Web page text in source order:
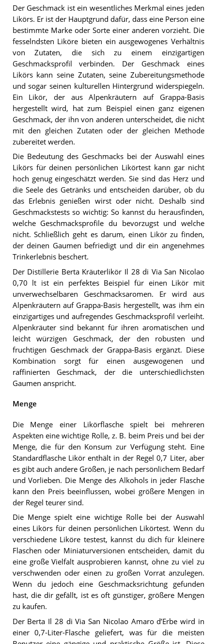
Der Geschmack ist ein wesentliches Merkmal eines jeden
Likörs. Er ist der Hauptgrund dafür, dass eine Person eine
bestimmte Marke oder Sorte einer anderen vorzieht. Die
fesselndsten Liköre bieten ein ausgewogenes Verhältnis
von Zutaten, die sich zu einem einzigartigen
Geschmacksprofil verbinden. Der Geschmack eines
Likörs kann seine Zutaten, seine Zubereitungsmethode
und sogar seinen kulturellen Hintergrund widerspiegeln.
Ein Likör, der aus Alpenkräutern auf Grappa-Basis
hergestellt wird, hat zum Beispiel einen ganz eigenen
Geschmack, der ihn von anderen unterscheidet, die nicht
mit den gleichen Zutaten oder der gleichen Methode
zubereitet werden.
Die Bedeutung des Geschmacks bei der Auswahl eines
Likörs für deinen persönlichen Likörtest kann gar nicht
hoch genug eingeschätzt werden. Sie sind das Herz und
die Seele des Getränks und entscheiden darüber, ob du
das Erlebnis genießen wirst oder nicht. Deshalb sind
Geschmackstests so wichtig: So kannst du herausfinden,
welche Geschmacksprofile du bevorzugst und welche
nicht. Schließlich geht es darum, einen Likör zu finden,
der deinen Gaumen befriedigt und dir ein angenehmes
Trinkerlebnis beschert.
Der Distillerie Berta Kräuterlikör Il 28 di Via San Nicolao
0,70 lt ist ein perfektes Beispiel für einen Likör mit
unverwechselbaren Geschmacksaromen. Er wird aus
Alpenkräutern auf Grappa-Basis hergestellt, was ihm ein
einzigartiges und aufregendes Geschmacksprofil verleiht.
Alpenkräuter sind bekannt für ihren aromatischen und
leicht würzigen Geschmack, der den robusten und
fruchtigen Geschmack der Grappa-Basis ergänzt. Diese
Kombination sorgt für einen ausgewogenen und
raffinierten Geschmack, der die unterschiedlichsten
Gaumen anspricht.
Menge
Die Menge einer Likörflasche spielt bei mehreren
Aspekten eine wichtige Rolle, z. B. beim Preis und bei der
Menge, die für den Konsum zur Verfügung steht. Eine
Standardflasche Likör enthält in der Regel 0,7 Liter, aber
es gibt auch andere Größen, je nach persönlichem Bedarf
und Vorlieben. Die Menge des Alkohols in jeder Flasche
kann den Preis beeinflussen, wobei größere Mengen in
der Regel teurer sind.
Die Menge spielt eine wichtige Rolle bei der Auswahl
eines Likörs für deinen persönlichen Likörtest. Wenn du
verschiedene Liköre testest, kannst du dich für kleinere
Flaschen oder Miniaturversionen entscheiden, damit du
eine große Vielfalt ausprobieren kannst, ohne zu viel zu
verschwenden oder einen zu großen Vorrat anzulegen.
Wenn du jedoch eine Geschmacksrichtung gefunden
hast, die dir gefällt, ist es oft günstiger, größere Mengen
zu kaufen.
Der Berta Il 28 di Via San Nicolao Amaro d’Erbe wird in
einer 0,7-Liter-Flasche geliefert, was für die meisten